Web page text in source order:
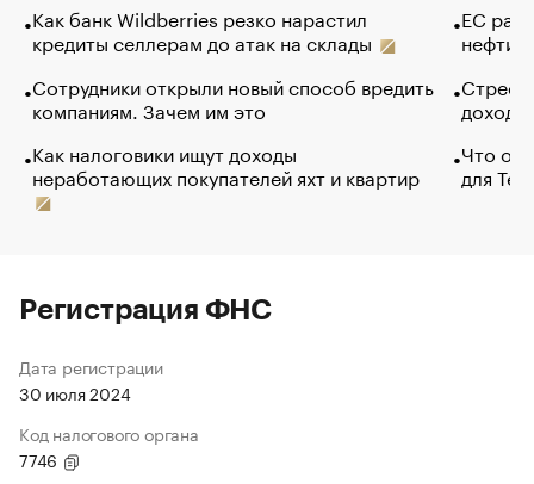
Как банк Wildberries резко нарастил
кредиты селлерам до атак на склады
Сотрудники открыли новый способ вредить
компаниям. Зачем им это
Как налоговики ищут доходы
неработающих покупателей яхт и квартир
ЕС
нефти
Что
для
Регистрация ФНС
Дата регистрации
30 июля 2024
Код налогового органа
7746